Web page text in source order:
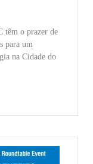
têm o prazer de
para um
na Cidade do